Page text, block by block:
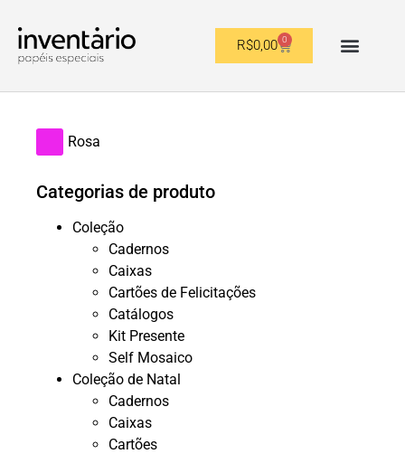
R$0,00 0
Rosa
Categorias de produto
Coleção
Cadernos
Caixas
Cartões de Felicitações
Catálogos
Kit Presente
Self Mosaico
Coleção de Natal
Cadernos
Caixas
Cartões